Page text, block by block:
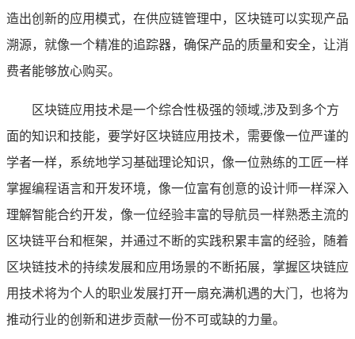
造出创新的应用模式，在供应链管理中，区块链可以实现产品
溯源，就像一个精准的追踪器，确保产品的质量和安全，让消
费者能够放心购买。
区块链应用技术是一个综合性极强的领域,涉及到多个方
面的知识和技能，要学好区块链应用技术，需要像一位严谨的
学者一样，系统地学习基础理论知识，像一位熟练的工匠一样
掌握编程语言和开发环境，像一位富有创意的设计师一样深入
理解智能合约开发，像一位经验丰富的导航员一样熟悉主流的
区块链平台和框架，并通过不断的实践积累丰富的经验，随着
区块链技术的持续发展和应用场景的不断拓展，掌握区块链应
用技术将为个人的职业发展打开一扇充满机遇的大门，也将为
推动行业的创新和进步贡献一份不可或缺的力量。